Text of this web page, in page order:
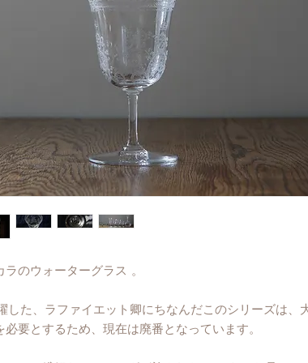
のウォーターグラス 。
した、ラファイエット卿にちなんだこのシリーズは、
必要とするため、現在は廃番となっています。